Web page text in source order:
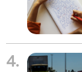
4.